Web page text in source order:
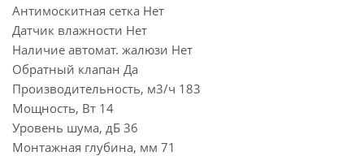
Антимоскитная сетка Нет
Датчик влажности Нет
Наличие автомат. жалюзи Нет
Обратный клапан Да
Производительность, м3/ч 183
Мощность, Вт 14
Уровень шума, дБ 36
Монтажная глубина, мм 71